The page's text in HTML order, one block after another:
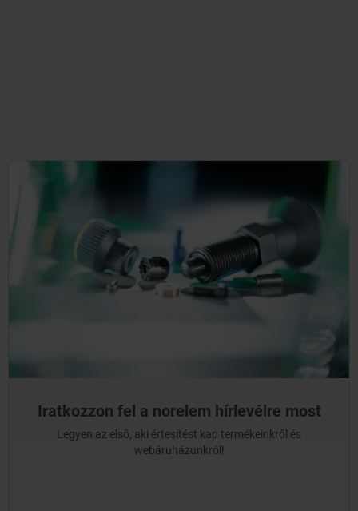
Iratkozzon fel a norelem hírlevélre most
Legyen az első, aki értesítést kap termékeinkről és
webáruházunkról!